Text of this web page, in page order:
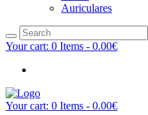
Auriculares
Your cart: 0 Items - 0.00€
Your cart: 0 Items - 0.00€